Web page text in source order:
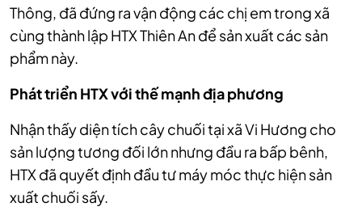
Thông, đã đứng ra vận động các chị em trong xã
cùng thành lập HTX Thiên An để sản xuất các sản
phẩm này.
Phát triển HTX với thế mạnh địa phương
Nhận thấy diện tích cây chuối tại xã Vi Hương cho
sản lượng tương đối lớn nhưng đầu ra bấp bênh,
HTX đã quyết định đầu tư máy móc thực hiện sản
xuất chuối sấy.